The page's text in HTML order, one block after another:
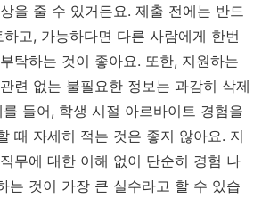
을 줄 수 있거든요. 제출 전에는 반드
고, 가능하다면 다른 사람에게 한번
탁하는 것이 좋아요. 또한, 지원하는
련 없는 불필요한 정보는 과감히 삭제
들어, 학생 시절 아르바이트 경험을
때 자세히 적는 것은 좋지 않아요. 지
무에 대한 이해 없이 단순히 경험 나
는 것이 가장 큰 실수라고 할 수 있습